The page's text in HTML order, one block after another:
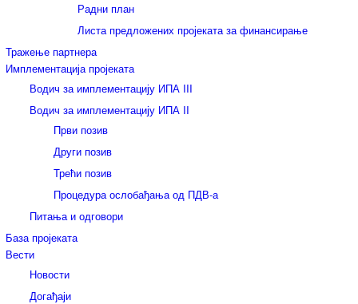
Радни план
Листа предложених пројеката за финансирање
Тражење партнера
Имплементација пројеката
Водич за имплементацију ИПА III
Водич за имплементацију ИПА II
Први позив
Други позив
Трећи позив
Процедура ослобађања од ПДВ-а
Питања и одговори
База пројеката
Вести
Новости
Догађаји